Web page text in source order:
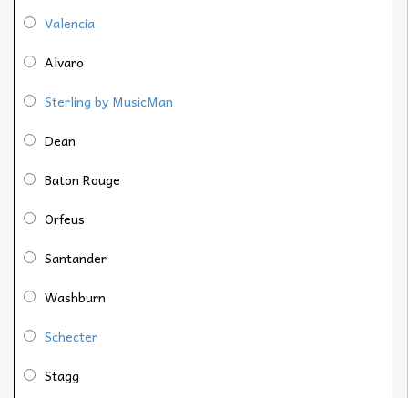
Valencia
Alvaro
Sterling by MusicMan
Dean
Baton Rouge
Orfeus
Santander
Washburn
Schecter
Stagg